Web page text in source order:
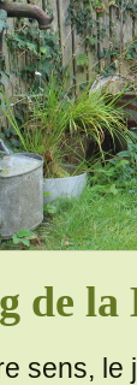
de la
sens, le